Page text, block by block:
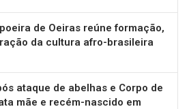
de Oeiras reúne formação,
da cultura afro-brasileira
ataque de abelhas e Corpo de
mãe e recém-nascido em